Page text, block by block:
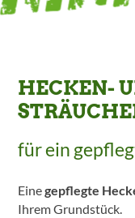
HECKEN-
für ein
Einegepflegte
Ihrem Grundstück.